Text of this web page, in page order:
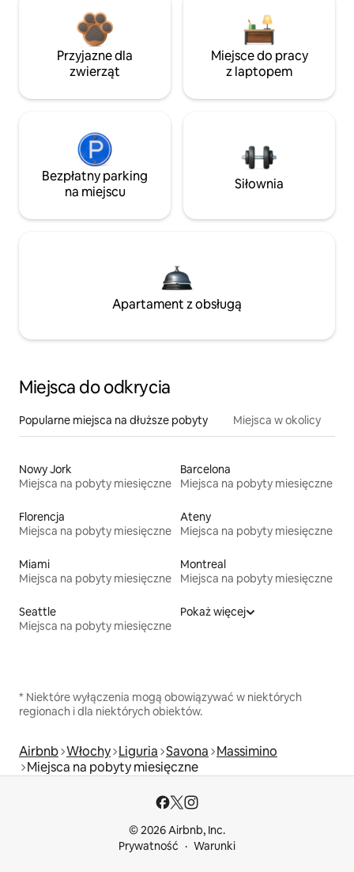
Przyjazne dla
zwierząt
Miejsce do pracy
z laptopem
Bezpłatny parking
na miejscu
Siłownia
Apartament z obsługą
Miejsca do odkrycia
Popularne miejsca na dłuższe pobyty Miejsca w okolicy
Nowy Jork
Miejsca na pobyty miesięczne
Barcelona
Miejsca na pobyty miesięczne
Florencja
Miejsca na pobyty miesięczne
Ateny
Miejsca na pobyty miesięczne
Miami
Miejsca na pobyty miesięczne
Montreal
Miejsca na pobyty miesięczne
Seattle
Miejsca na pobyty miesięczne
Pokaż więcej
* Niektóre wyłączenia mogą obowiązywać w niektórych
regionach i dla niektórych obiektów.
Airbnb Włochy Liguria Savona Massimino
Miejsca na pobyty miesięczne
© 2026 Airbnb, Inc.
Prywatność
Warunki